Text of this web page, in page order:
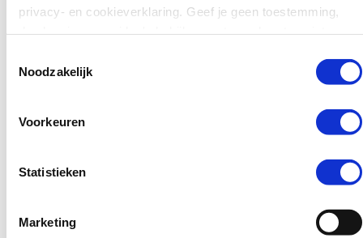
privacy- en cookieverklaring. Geef je geen toestemming,
Noodzakelijk
Voorkeuren
Statistieken
Marketing
apps, maar ook over serieuzere thema’s zoals
ouders die interesse hadden konden zich
ouders willen we graag verder bouwen en in
misschien een gastles geven op de school van